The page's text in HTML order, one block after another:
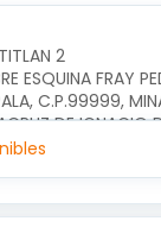
2
ESQUINA FRAY
C.P.99999,
DE IGNACIO